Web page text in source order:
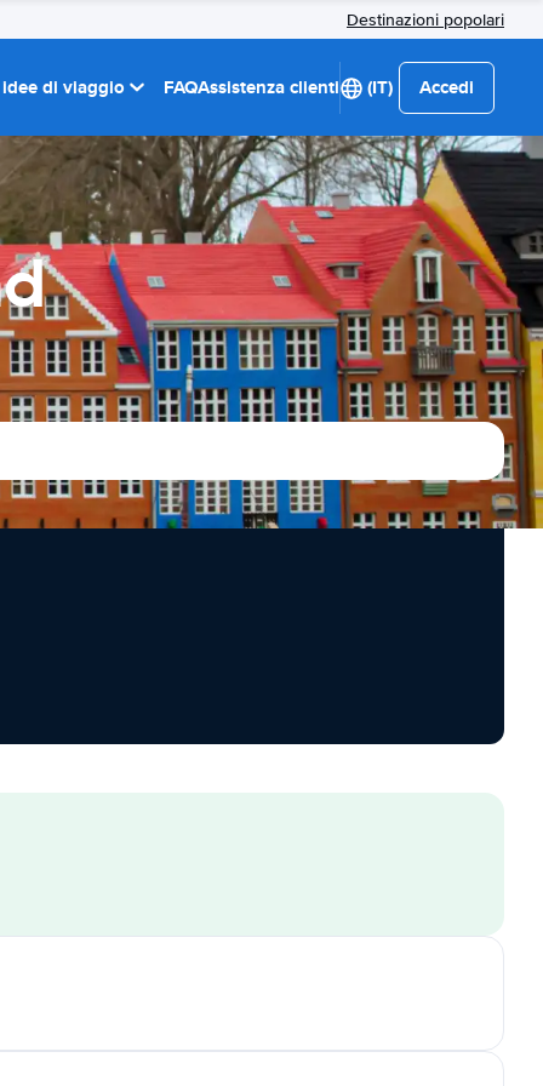
Destinazioni popolari
di viaggio FAQAssistenza clienti (IT) Accedi